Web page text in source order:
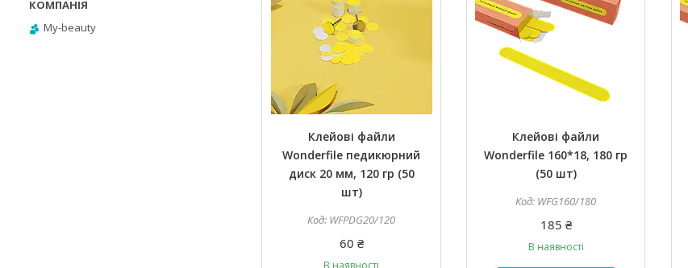
Клейові файли
Wonderfile педикюрний
диск 20 мм, 120 гр (50
шт)
WFPDG20/120
60 ₴
В наявності
Клейові файли
Wonderfile 160*18, 180 гр
(50 шт)
WFG160/180
185 ₴
В наявності
My-beauty